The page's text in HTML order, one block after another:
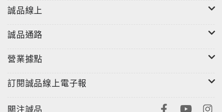
誠品線上
誠品通路
營業據點
訂閱誠品線上電子報
關注誠品